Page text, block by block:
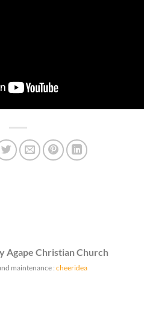
Agape Christian Church
maintenance : cheeridea